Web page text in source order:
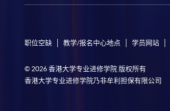
职位空缺 教学/报名中心地点 学员网站
© 2026 香港大学专业进修学院 版权所有
香港大学专业进修学院乃非牟利担保有限公司